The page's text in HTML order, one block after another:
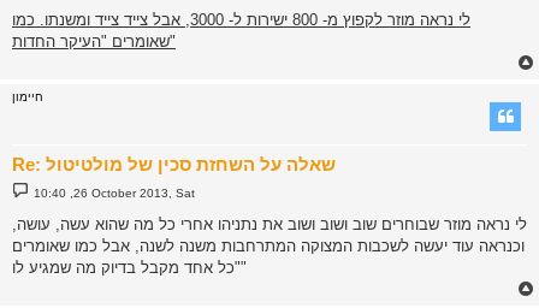
לי נראה מוזר לקפוץ מ- 800 ישירות ל- 3000, אבל צייד צייד ומשנתו. כמו
שאומרים "העיקר החדות"
חיימון
Re: שאלה על השחזת סכין של מולטיטול
P
o
t
10:40 ,26 October 2013, Sat
לי נראה מוזר שבוחרים שוב ושוב ושוב את נתניהו אחרי כל מה שהוא עשה, עושה,
וכנראה עוד יעשה לשכבות המצוקה המתרחבות משנה לשנה, אבל כמו שאומרים
"כל אחד מקבל בדיוק מה שמגיע לו"